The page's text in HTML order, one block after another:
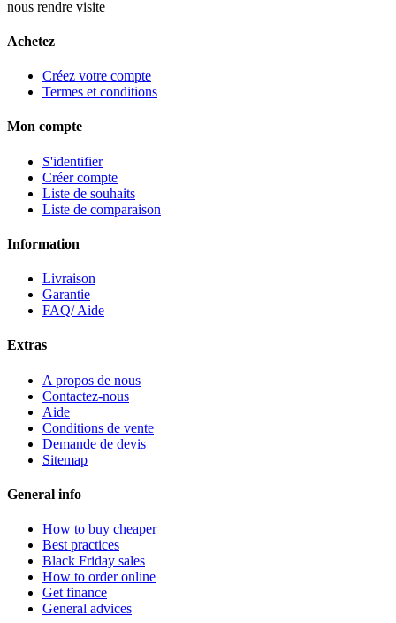
nous rendre visite
Achetez
Créez votre compte
Termes et conditions
Mon compte
S'identifier
Créer compte
Liste de souhaits
Liste de comparaison
Information
Livraison
Garantie
FAQ/ Aide
Extras
A propos de nous
Contactez-nous
Aide
Conditions de vente
Demande de devis
Sitemap
General info
How to buy cheaper
Best practices
Black Friday sales
How to order online
Get finance
General advices